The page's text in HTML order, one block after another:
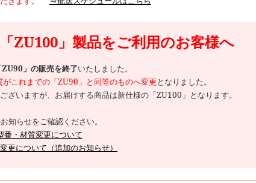
ZU100」製品をご利用のお客様へ
」の販売を終了いたしました。
がこれまでの「ZU90」と同等のものへ変更となりました。
いますが、お届けする商品は新仕様の「ZU100」となります。
知らせをご確認ください。
・材質変更について
について（追加のお知らせ）